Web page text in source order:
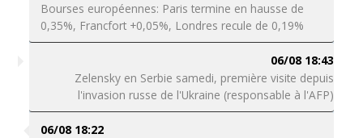
Bourses européennes: Paris termine en hausse de
0,35%, Francfort +0,05%, Londres recule de 0,19%
06/08 18:43
Zelensky en Serbie samedi, première visite depuis
l'invasion russe de l'Ukraine (responsable à l'AFP)
06/08 18:22